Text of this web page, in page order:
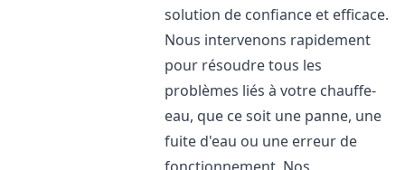
solution de confiance et efficace.
Nous intervenons rapidement
pour résoudre tous les
problèmes liés à votre chauffe-
eau, que ce soit une panne, une
fuite d'eau ou une erreur de